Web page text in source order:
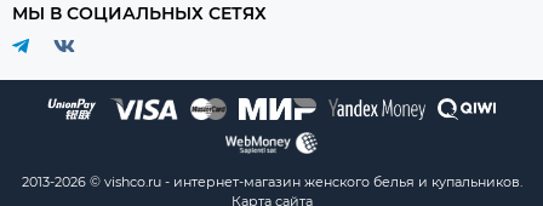
МЫ В СОЦИАЛЬНЫХ СЕТЯХ
2013-2026 © vishco.ru - интернет-магазин женского белья и купальников.
Карта сайта